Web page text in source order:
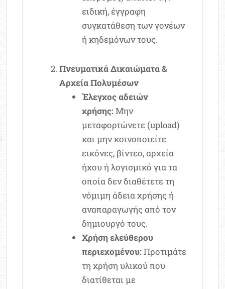
ειδική, έγγραφη
συγκατάθεση των γονέων
ή κηδεμόνων τους.
Πνευματικά Δικαιώματα &
Αρχεία Πολυμέσων
Έλεγχος αδειών
χρήσης:Μην
μεταφορτώνετε (upload)
και μην κοινοποιείτε
εικόνες, βίντεο, αρχεία
ήχου ή λογισμικό για τα
οποία δεν διαθέτετε τη
νόμιμη άδεια χρήσης ή
αναπαραγωγής από τον
δημιουργό τους.
Χρήση ελεύθερου
περιεχομένου:Προτιμάτε
τη χρήση υλικού που
διατίθεται με